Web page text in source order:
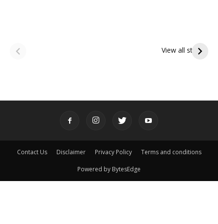
View all stories
పితృదేవతల ఆశీర్వాదం
ఇంద్రకీలాద్రి గిరి ప్రదక్షిణ
Contact Us Disclaimer Privacy Policy Terms and conditions
Powered by BytesEdge